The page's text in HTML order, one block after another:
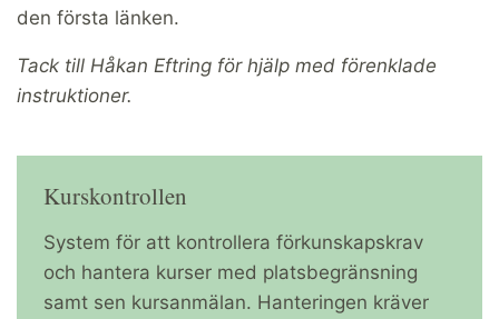
den första länken.
Tack till Håkan Eftring för hjälp med förenklade
instruktioner.
Kurskontrollen
System för att kontrollera förkunskapskrav
och hantera kurser med platsbegränsning
samt sen kursanmälan. Hanteringen kräver